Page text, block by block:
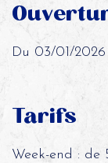
Du 03/01/
Tarifs
Week-end :